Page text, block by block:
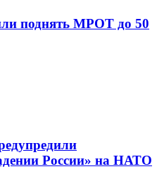
поднять МРОТ до 50
России» на НАТО